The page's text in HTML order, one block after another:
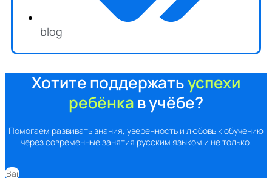
blog
Хотите поддержатьуспехи
ребёнкав учёбе?
Помогаем развивать знания, уверенность и любовь к обучению
через современные занятия русским языком и не только.